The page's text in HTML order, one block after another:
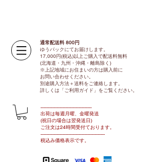
通常配送料 800円​
ゆうパックにてお届けします。
17,000円(税込)以上ご購入で配送料無料
(北海道・九州・沖縄・離島除く)
※上記地域にお住まいの方は購入前に
お問い合わせください。
別途購入方法＋送料をご連絡します。
​​詳しくは「ご利用ガイド」をご覧ください。
​-----------------------------------
出荷は毎週月曜、金曜発送
(祝日の場合は翌発送日)
ご注文は24時間受付ております​。
-------------------------------​-------​------
​税込み価格表示です。